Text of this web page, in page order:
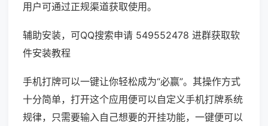
用户可通过正规渠道获取使用。
辅助安装，可QQ搜索申请 549552478 进群获取软
件安装教程
手机打牌可以一键让你轻松成为“必赢”。其操作方式
十分简单，打开这个应用便可以自定义手机打牌系统
规律，只需要输入自己想要的开挂功能，一键便可以